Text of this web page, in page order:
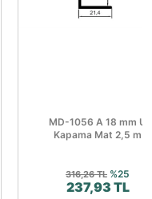
MD-1056 A 18 mm U
Kapama Mat 2,5 m
316,26 TL %25
237,93 TL